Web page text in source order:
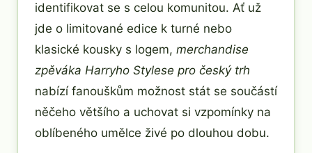
identifikovat se s celou komunitou. Ať už
jde o limitované edice k turné nebo
klasické kousky s logem, merchandise
zpěváka Harryho Stylese pro český trh
nabízí fanouškům možnost stát se součástí
něčeho většího a uchovat si vzpomínky na
oblíbeného umělce živé po dlouhou dobu.